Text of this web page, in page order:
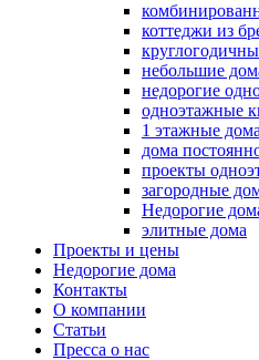
коттеджи из
небольшие
недорогие
одноэтажные
1 этажные дома
дома
проекты
загородные
Недорогие
элитные дома
Проекты и цены
Недорогие дома
Контакты
О компании
Статьи
Пресса о нас